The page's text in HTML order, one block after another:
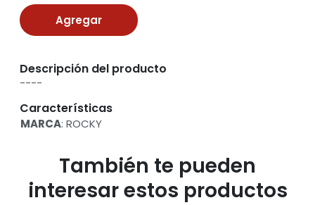
Agregar
Descripción del producto
----
Características
MARCA: ROCKY
También te pueden
interesar estos productos